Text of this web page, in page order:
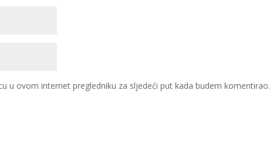
u ovom internet pregledniku za sljedeći put kada budem komentirao.